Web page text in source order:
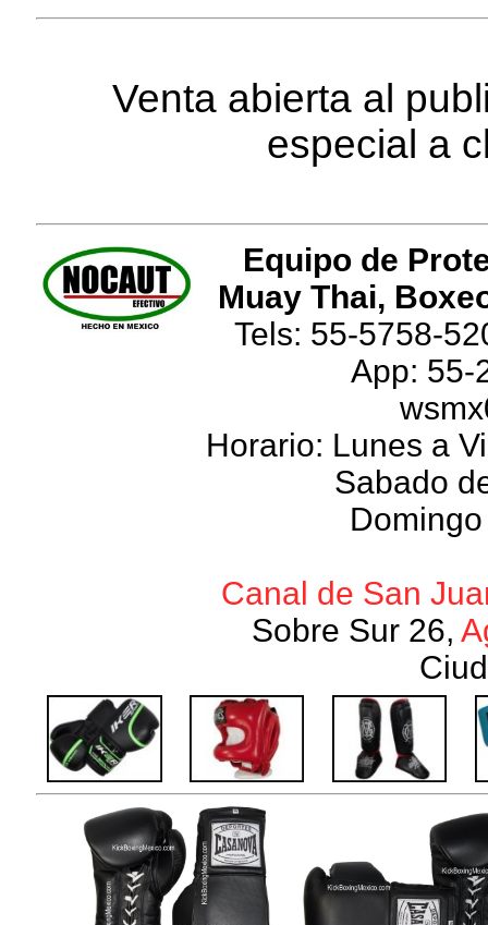
Venta abierta al
especial a
Equipo de
Muay Thai,
Tels: 55-5758-
App: 55-
Horario: Lunes a
Sabado
Canal de San
Sobre Sur 26,